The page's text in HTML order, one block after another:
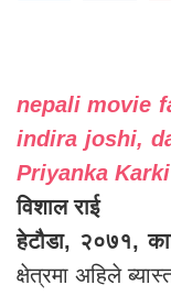
nepali movie
indira joshi,
Priyanka Karki
विशाल राई
हेटौडा, २०७१,
क्षेत्रमा अहिले